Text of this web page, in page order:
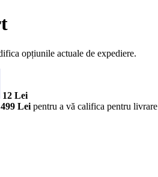
opțiunile actuale de expediere.
12 Lei
499 Lei pentru a vă califica pentru livrare